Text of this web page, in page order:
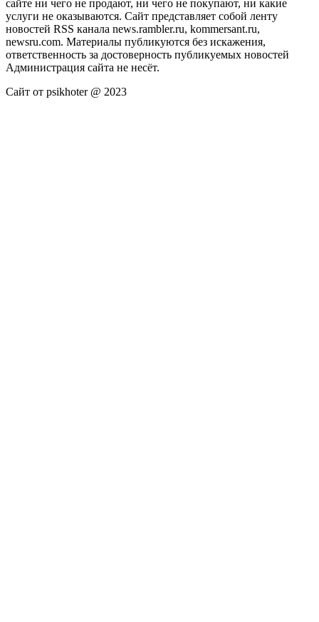
сайте ни чего не продают, ни чего не покупают, ни какие
услуги не оказываются. Сайт представляет собой ленту
новостей RSS канала news.rambler.ru, kommersant.ru,
newsru.com. Материалы публикуются без искажения,
ответственность за достоверность публикуемых новостей
Администрация сайта не несёт.
Сайт от psikhoter @ 2023